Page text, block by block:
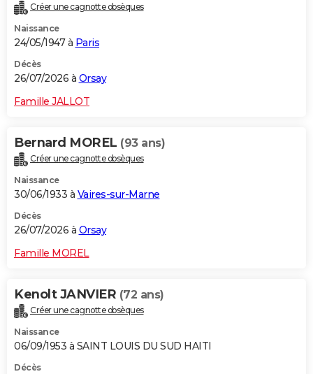
Créer une cagnotte obsèques
Naissance
24/05/1947 à Paris
Décès
26/07/2026 à Orsay
Famille JALLOT
Bernard MOREL (93 ans)
Créer une cagnotte obsèques
Naissance
30/06/1933 à Vaires-sur-Marne
Décès
26/07/2026 à Orsay
Famille MOREL
Kenolt JANVIER (72 ans)
Créer une cagnotte obsèques
Naissance
06/09/1953 à SAINT LOUIS DU SUD HAITI
Décès